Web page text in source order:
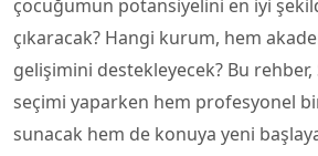
çocuğumun potansiyelini en iyi
çıkaracak? Hangi kurum, hem
gelişimini destekleyecek? Bu rehber,
seçimi yaparken hem profesyonel bir
sunacak hem de konuya yeni